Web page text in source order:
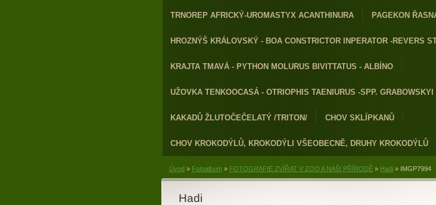
TRNOREP AFRICKÝ-UROMASTYX ACANTHINURA PAGEKON
HROZNÝŠ KRÁLOVSKÝ - BOA CONSTRICTOR INPERATOR -REVERS
KRAJTA TMAVÁ - PYTHON MOLURUS BIVITTATUS - ALBÍNO
UŽOVKA TENKOOCASÁ - OTRIOPHIS TAENIURUS -SPP. GRABOWSKYI
KAKADŮ ŽLUTOČEČELATÝ /TRITON/ CHOV SKLÍPKANŮ
CHOV KROKODÝLŮ, KROKODÝLI VŠEOBECNĚ, DRUHY KROKODÝLŮ
Úvod » Fotoalbum » FOTOGRAFIE ZVÍŘAT V ZOO A NAŠI PŘÍRODĚ » Hadi » IMGP7994
Hadi